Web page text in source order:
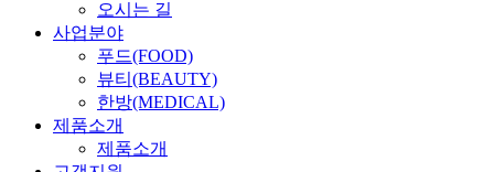
오시는 길
사업분야
푸드(FOOD)
뷰티(BEAUTY)
한방(MEDICAL)
제품소개
제품소개